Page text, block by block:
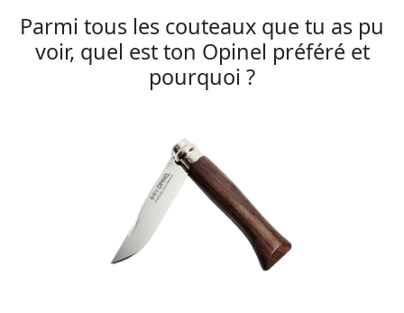
Parmi tous les couteaux que tu as pu
voir, quel est ton Opinel préféré et
pourquoi ?